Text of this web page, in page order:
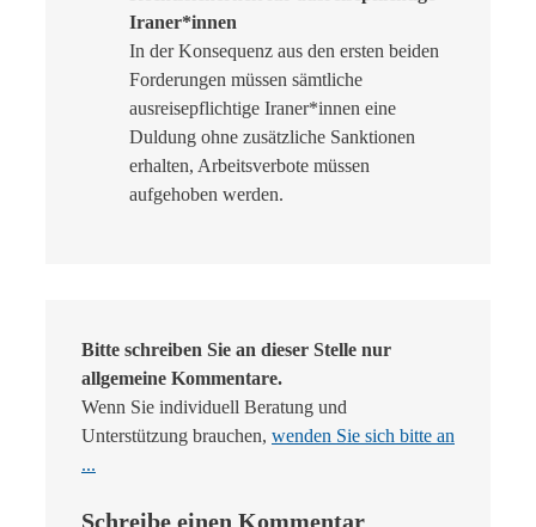
Iraner*innen
In der Konsequenz aus den ersten beiden
Forderungen müssen sämtliche
ausreisepflichtige Iraner*innen eine
Duldung ohne zusätzliche Sanktionen
erhalten, Arbeitsverbote müssen
aufgehoben werden.
Bitte schreiben Sie an dieser Stelle nur
allgemeine Kommentare.
Wenn Sie individuell Beratung und
Unterstützung brauchen, wenden Sie sich bitte an
...
Schreibe einen Kommentar